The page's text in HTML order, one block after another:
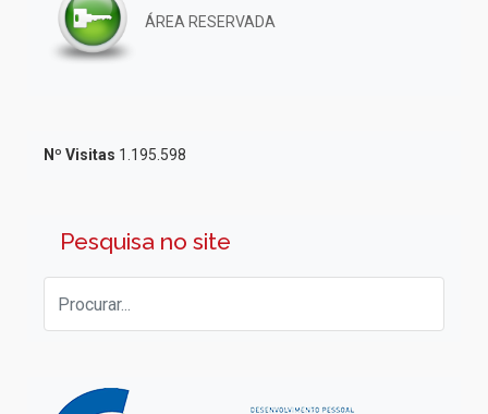
ÁREA RESERVADA
Nº Visitas 1.195.598
Pesquisa no site